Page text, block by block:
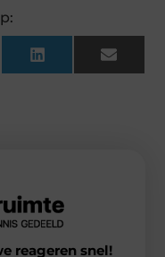
LinkedIn Email
reageren snel!